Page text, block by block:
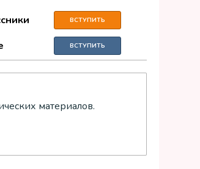
ВСТУПИТЬ
ВСТУПИТЬ
материалов.